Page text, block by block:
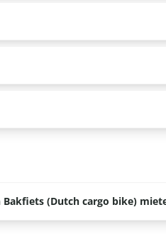
Verkehr teilnehmen
Für mehr
(Dutch cargo bike)